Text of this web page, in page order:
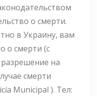
о смерти.
в Украину, вам
о смерти (с
на
смерти
Municipal ). Тел: